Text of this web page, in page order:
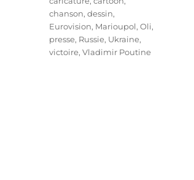
chanson,dessin,
Eurovision, Marioupol,Oli,
presse, Russie, Ukraine,
victoire,Vladimir Poutine